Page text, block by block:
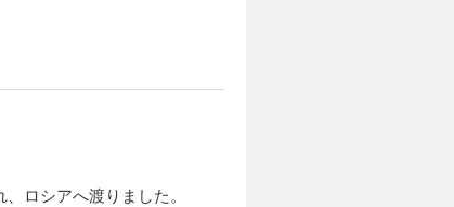
ロシアへ渡りました。